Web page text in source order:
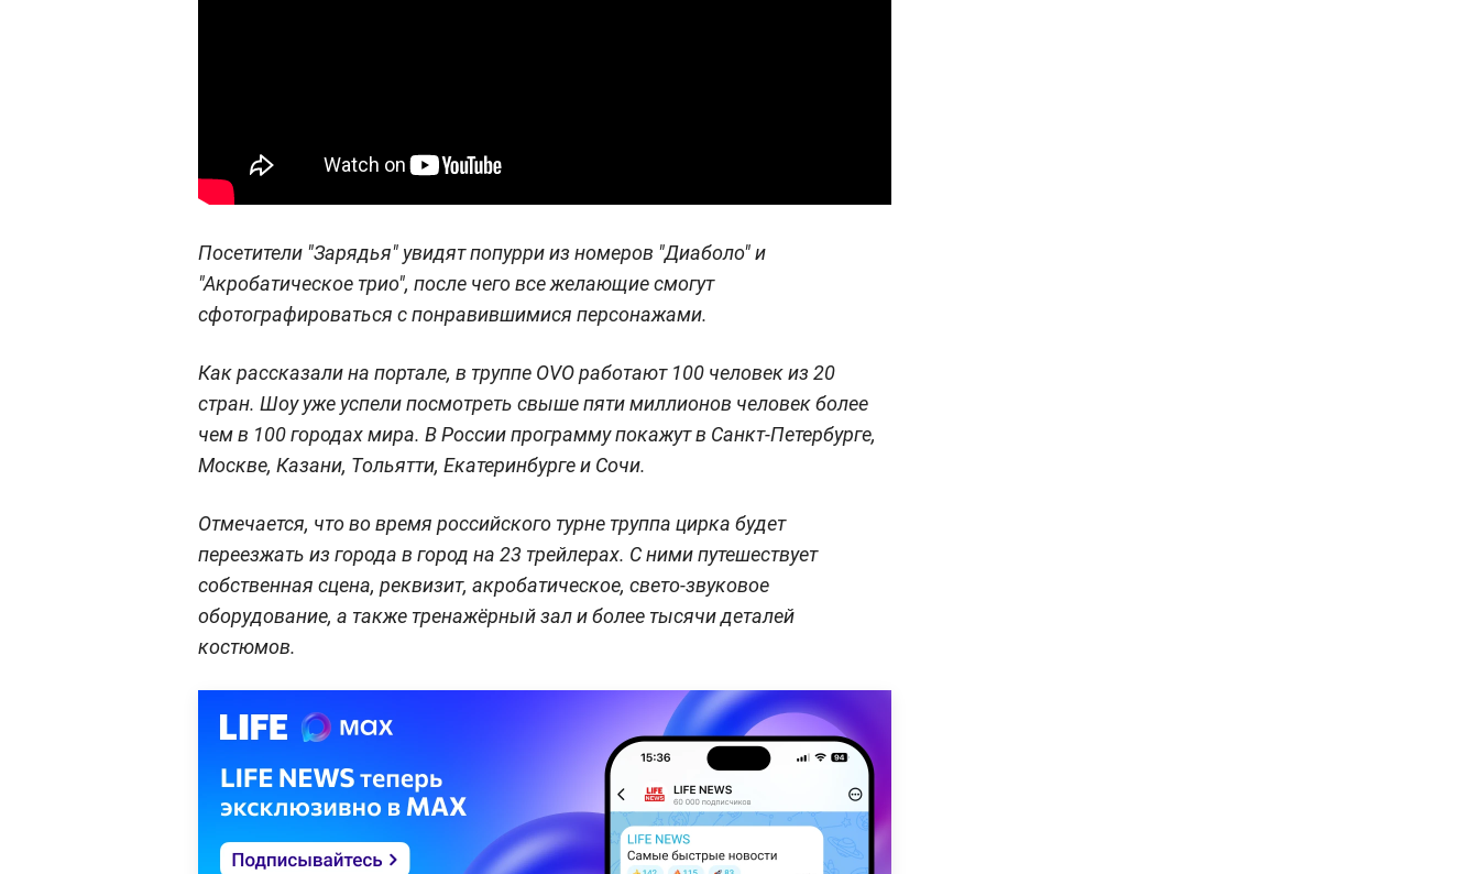
Посетители "Зарядья" увидят попурри из номеров "Диаболо" и
"Акробатическое трио", после чего все желающие смогут
сфотографироваться с понравившимися персонажами.
Как рассказали на портале, в труппе OVO работают 100 человек из 20
стран. Шоу уже успели посмотреть свыше пяти миллионов человек более
чем в 100 городах мира. В России программу покажут в Санкт-Петербурге,
Москве, Казани, Тольятти, Екатеринбурге и Сочи.
Отмечается, что во время российского турне труппа цирка будет
переезжать из города в город на 23 трейлерах. С ними путешествует
собственная сцена, реквизит, акробатическое, свето-звуковое
оборудование, а также тренажёрный зал и более тысячи деталей
костюмов.